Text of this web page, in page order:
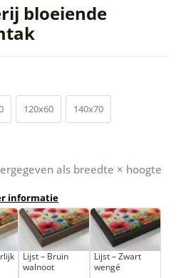
bloeiende
120x60 140x70
als breedte × hoogte
informatie
Lijst – Bruin
walnoot
Lijst – Zwart
wengé